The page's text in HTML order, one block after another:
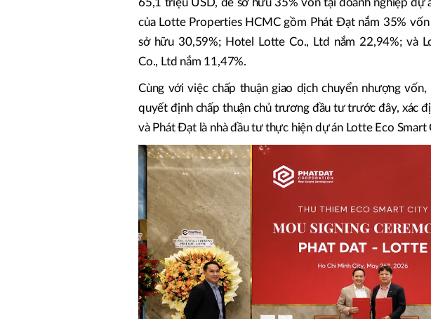
65,1 triệu USD, để sở hữu 35% vốn tại doanh nghiệp dự
của Lotte Properties HCMC gồm Phát Đạt nắm 35%
sở hữu 30,59%; Hotel Lotte Co., Ltd nắm 22,94%; và
Co., Ltd nắm 11,47%.
Cùng với việc chấp thuận giao dịch chuyển nhượng
quyết định chấp thuận chủ trương đầu tư trước đây, xác
và Phát Đạt là nhà đầu tư thực hiện dự án Lotte Eco Smart